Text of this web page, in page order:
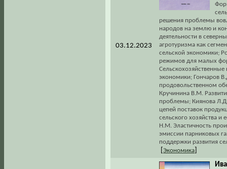
03.12.2023
решения проблемы
народов на землю и
деятельности в
агротуризма как
сельской экономики;
режимов для малых
экономики; Гончаров
продовольственном
Кручинина В.М.
проблемы; Киянова
цепей поставок
сельского хозяйства и
Н.М. Эластичность
эмиссии парниковых
поддержки развития
Экономика